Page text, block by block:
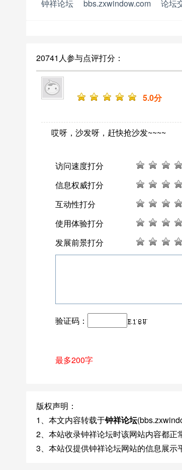
钟祥论坛
bbs.zxwindow.com 论坛
20741人参与点评打分：
5.0分
哎呀，沙发呀，赶快抢沙发~~~~
访问速度打分
信息权威打分
互动性打分
使用体验打分
发展前景打分
验证码：
最多200字
版权声明：
1、本文内容转载于钟祥论坛
2、本站收录钟祥论坛时该网站内容都正
3、本站仅提供钟祥论坛网站的信息展示